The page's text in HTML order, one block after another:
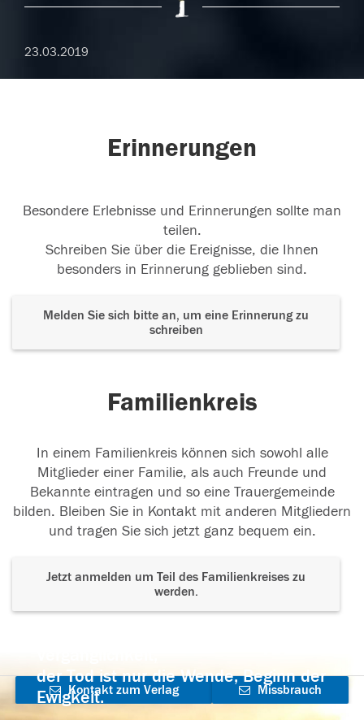
23.03.2019
Erinnerungen
Besondere Erlebnisse und Erinnerungen sollte man
teilen.
Schreiben Sie über die Ereignisse, die Ihnen
besonders in Erinnerung geblieben sind.
Melden Sie sich bitte an, um eine Erinnerung zu
schreiben
Familienkreis
In einem Familienkreis können sich sowohl alle
Mitglieder einer Familie, als auch Freunde und
Bekannte eintragen und so eine Trauergemeinde
bilden. Bleiben Sie in Kontakt mit anderen Mitgliedern
und tragen Sie sich jetzt ganz bequem ein.
Jetzt anmelden um Teil des Familienkreises zu
werden.
der Tod ist nur die Wende, Beginn der
Ewigkeit.
Kontakt zum Verlag
Missbrauch